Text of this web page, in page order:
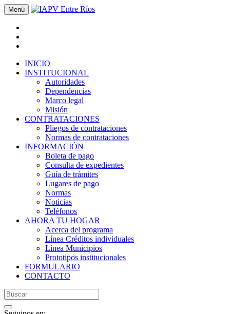
Menú
INICIO
INSTITUCIONAL
Autoridades
Dependencias
Marco legal
Misión
CONTRATACIONES
Pliegos de contrataciones
Normas de contrataciones
INFORMACIÓN
Boleta de pago
Consulta de expedientes
Guía de trámites
Lugares de pago
Normas
Noticias
Teléfonos
AHORA TU HOGAR
Acerca del programa
Línea Créditos individuales
Línea Municipios
Prototipos institucionales
FORMULARIO
CONTACTO